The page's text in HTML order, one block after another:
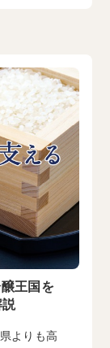
王国を
よりも高